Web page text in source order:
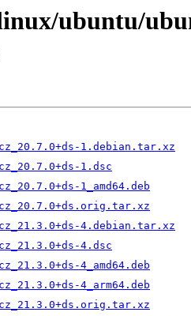
ubuntu/
1.debian.tar.xz
1.dsc
1_amd64.deb
4.debian.tar.xz
4.dsc
4_amd64.deb
4_arm64.deb